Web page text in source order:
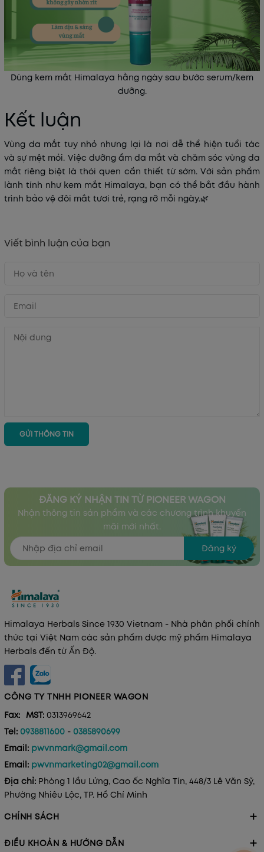
Dùng kem mắt Himalaya hằng ngày sau bước serum/kem
dưỡng.
Kết luận
Vùng da mắt tuy nhỏ nhưng lại là nơi dễ thể hiện tuổi tác
và sự mệt mỏi. Việc dưỡng ẩm da mắt và chăm sóc vùng da
mắt riêng biệt là thói quen cần thiết từ sớm. Với sản phẩm
lành tính như kem mắt Himalaya, bạn có thể bắt đầu hành
trình bảo vệ đôi mắt tươi trẻ, rạng rỡ mỗi ngày.🌿
Viết bình luận của bạn
GỬI THÔNG TIN
ĐĂNG KÝ NHẬN TIN TỪ PIONEER WAGON
Nhận thông tin sản phẩm và các chương trình khuyến
mãi mới nhất.
Đăng ký
Himalaya Herbals Since 1930 Vietnam - Nhà phân phối chính
thức tại Việt Nam các sản phẩm dược mỹ phẩm Himalaya
Herbals đến từ Ấn Độ.
CÔNG TY TNHH PIONEER WAGON
Fax: MST: 0313969642
Tel: 0938811600 - 0385890699
Email: pwvnmark@gmail.com
Email: pwvnmarketing02@gmail.com
Địa chỉ: Phòng 1 lầu Lửng, Cao ốc Nghĩa Tín, 448/3 Lê Văn Sỹ,
Phường Nhiêu Lộc, TP. Hồ Chí Minh
CHÍNH SÁCH
ĐIỀU KHOẢN & HƯỚNG DẪN